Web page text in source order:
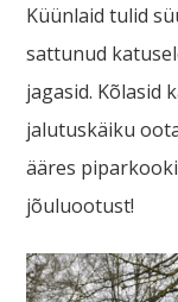
Küünlaid tulid
sattunud
jagasid. Kõlasid
jalutuskäiku
ääres
jõuluootust!